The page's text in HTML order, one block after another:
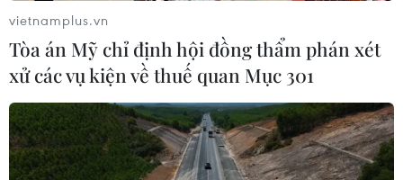
CƠ QUAN CHỦ QUẢN: THÔNG TẤN XÃ VIỆT NAM
vietnamplus.vn
Tòa án Mỹ chỉ định hội đồng thẩm phán xét
xử các vụ kiện về thuế quan Mục 301